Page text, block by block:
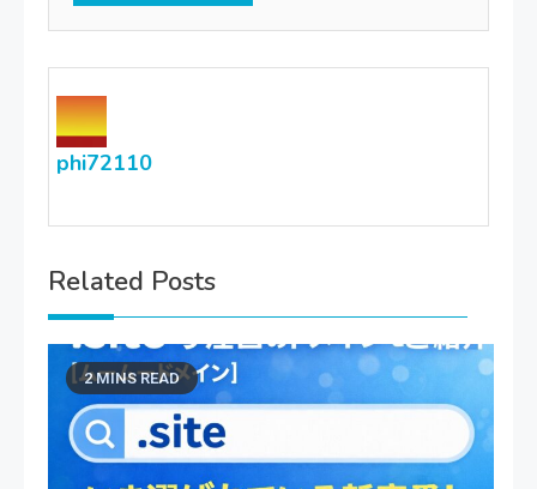
phi72110
Related Posts
2 MINS READ